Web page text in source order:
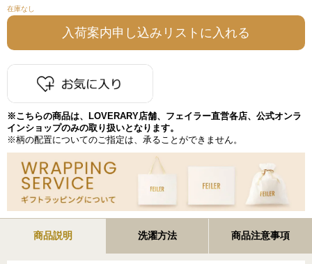
在庫なし
※こちらの商品は、LOVERARY店舗、フェイラー直営各店、公式オンラ
インショップのみの取り扱いとなります。
※柄の配置についてのご指定は、承ることができません。
商品説明 洗濯方法 商品注意事項